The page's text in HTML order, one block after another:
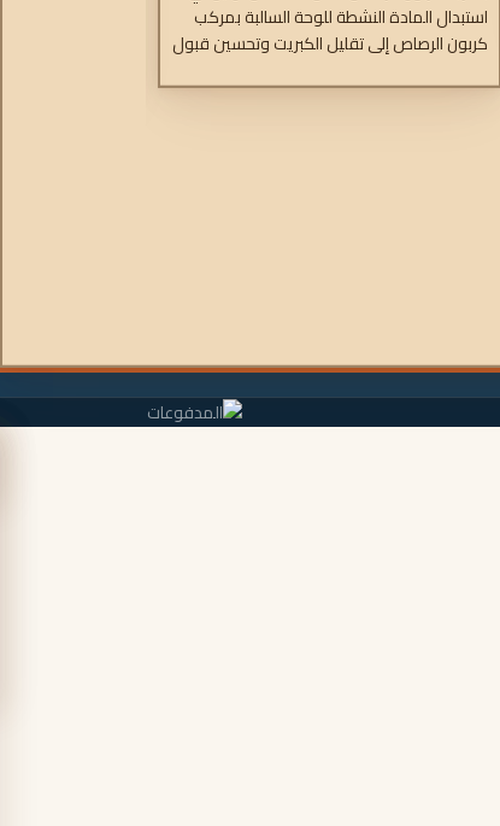
استبدال المادة النشطة للوحة السالبة بمركب
كربون الرصاص إلى تقليل الكبريت وتحسين قبول